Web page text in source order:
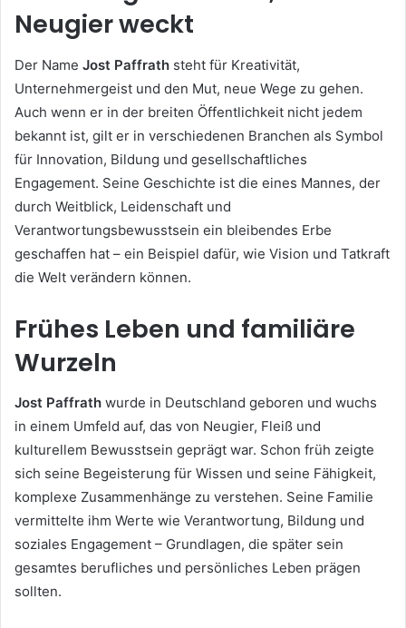
Neugier weckt
Der Name Jost Paffrath steht für Kreativität,
Unternehmergeist und den Mut, neue Wege zu gehen.
Auch wenn er in der breiten Öffentlichkeit nicht jedem
bekannt ist, gilt er in verschiedenen Branchen als Symbol
für Innovation, Bildung und gesellschaftliches
Engagement. Seine Geschichte ist die eines Mannes, der
durch Weitblick, Leidenschaft und
Verantwortungsbewusstsein ein bleibendes Erbe
geschaffen hat – ein Beispiel dafür, wie Vision und Tatkraft
die Welt verändern können.
Frühes Leben und familiäre
Wurzeln
Jost Paffrath wurde in Deutschland geboren und wuchs
in einem Umfeld auf, das von Neugier, Fleiß und
kulturellem Bewusstsein geprägt war. Schon früh zeigte
sich seine Begeisterung für Wissen und seine Fähigkeit,
komplexe Zusammenhänge zu verstehen. Seine Familie
vermittelte ihm Werte wie Verantwortung, Bildung und
soziales Engagement – Grundlagen, die später sein
gesamtes berufliches und persönliches Leben prägen
sollten.